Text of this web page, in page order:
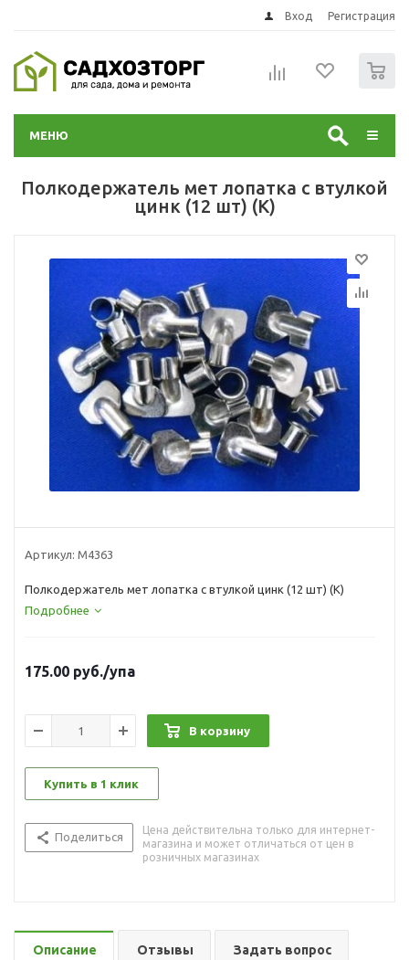
Вход Регистрация
МЕНЮ
Полкодержатель мет лопатка с втулкой
цинк (12 шт) (К)
Артикул: М4363
Полкодержатель мет лопатка с втулкой цинк (12 шт) (К)
Подробнее
175.00 руб./упа
В корзину
Купить в 1 клик
Поделиться
Цена действительна только для интернет-
магазина и может отличаться от цен в
розничных магазинах
Описание Отзывы Задать вопрос